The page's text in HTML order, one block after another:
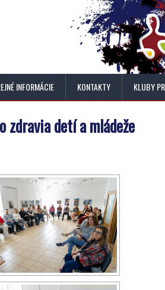
INFORMÁCIE KONTAKTY KLUBY
zdravia detí a mládeže